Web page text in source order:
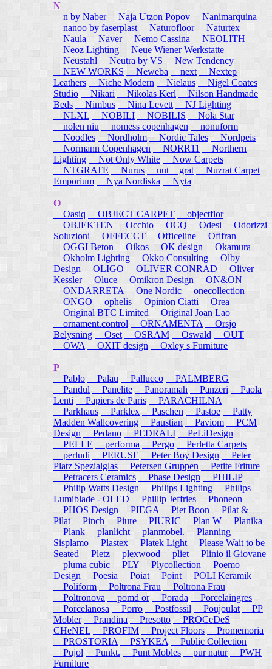
N
n by Naber
Naja Utzon Popov
Nanimarquina
nanoo by faserplast
Naturofloor
Naturtex
Naula
Naver Nemo Cassina
NEOLITH
Neoz Lighting
Neue Wiener Werkstatte
Neustahl
Neutra by VS
New Tendency
NEW WORKS
Neweba next
Nextep
Leathers
Niche Modern Nielaus
Nigel Coates
Studio
Nikari Nikolas Kerl
Nilson Handmade
Beds
Nimbus Nina Levett
NJ Lighting
NLXL
NOBILI NOBILIS
Nola Star
nolen niu
nomess copenhagen
nonuform
Noodles
Nordholm Nordic Tales
Nordpeis
Normann Copenhagen
NORR11
Northern
Lighting
Not Only White
Now Carpets
NTGRATE
Nurus nut + grat
Nuzrat Carpet
Emporium
Nya Nordiska Nyta
O
Oasiq
OBJECT CARPET
objectflor
OBJEKTEN
Occhio OCQ Odesi
Odorizzi
Soluzioni
OFFECCT Officeline
Ofifran
OGGI Beton
Oikos OK design
Okamura
Okholm Lighting
Okko Consulting
Olby
Design
OLIGO OLIVER CONRAD
Oliver
Kessler
Oluce Omikron Design
ON&ON
ONDARRETA
One Nordic
onecollection
ONGO
ophelis Opinion Ciatti
Orea
Original BTC Limited
Original Joan Lao
ornament.control
ORNAMENTA
Orsjo
Belysning
Oset OSRAM Oswald
OUT
OWA
OXIT design Oxley s Furniture
P
Pablo
Palau Pallucco
PALMBERG
Pandul
Panelite Panoramah Panzeri
Paola
Lenti
Papiers de Paris
PARACHILNA
Parkhaus
Parklex Paschen Pastoe
Patty
Madden Wallcovering
Paustian Paviom
PCM
Design
Pedano PEDRALI
PeLiDesign
PELLE
performa Pergo
Perletta Carpets
perludi
PERUSE Peter Boy Design
Peter
Platz Spezialglas
Petersen Gruppen
Petite Friture
Petracers Ceramics
Phase Design
PHILIP
Philip Watts Design
Philips Lighting
Philips
Lumiblade - OLED
Phillip Jeffries
Phoneon
PHOS Design
PIEGA Piet Boon
Pilat &
Pilat
Pinch Piure PIURIC Plan W
Planika
Plank
planlicht planmobel. Planning
Sisplamo
Plastex Platek Light
Please Wait to be
Seated
Pletz plexwood pliet
Plinio il Giovane
pluma cubic
PLY Plycollection
Poemo
Design
Poesia Poiat Point
POLI Keramik
Poliform
Poltrona Frau
Poltrona Frau
Poltronova
pomd or Porada
Porcelaingres
Porcelanosa
Porro Postfossil Poujoulat
PP
Mobler
Prandina Presotto
PROCeDeS
CHeNEL
PROFIM Project Floors
Promemoria
PROSTORIA
PSYKEA
Public Collection
Pujol
Punkt. Punt Mobles pur natur
PWH
Furniture